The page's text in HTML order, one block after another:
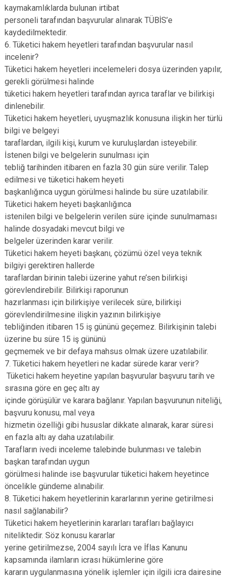
kaymakamlıklarda bulunan irtibat
personeli tarafından başvurular alınarak TÜBİS’e
kaydedilmektedir.
6. Tüketici hakem heyetleri tarafından başvurular nasıl
incelenir?
Tüketici hakem heyetleri incelemeleri dosya üzerinden yapılır,
gerekli görülmesi halinde
tüketici hakem heyetleri tarafından ayrıca taraflar ve bilirkişi
dinlenebilir.
Tüketici hakem heyetleri, uyuşmazlık konusuna ilişkin her türlü
bilgi ve belgeyi
taraflardan, ilgili kişi, kurum ve kuruluşlardan isteyebilir.
İstenen bilgi ve belgelerin sunulması için
tebliğ tarihinden itibaren en fazla 30 gün süre verilir. Talep
edilmesi ve tüketici hakem heyeti
başkanlığınca uygun görülmesi halinde bu süre uzatılabilir.
Tüketici hakem heyeti başkanlığınca
istenilen bilgi ve belgelerin verilen süre içinde sunulmaması
halinde dosyadaki mevcut bilgi ve
belgeler üzerinden karar verilir.
Tüketici hakem heyeti başkanı, çözümü özel veya teknik
bilgiyi gerektiren hallerde
taraflardan birinin talebi üzerine yahut re’sen bilirkişi
görevlendirebilir. Bilirkişi raporunun
hazırlanması için bilirkişiye verilecek süre, bilirkişi
görevlendirilmesine ilişkin yazının bilirkişiye
tebliğinden itibaren 15 iş gününü geçemez. Bilirkişinin talebi
üzerine bu süre 15 iş gününü
geçmemek ve bir defaya mahsus olmak üzere uzatılabilir.
7. Tüketici hakem heyetleri ne kadar sürede karar verir?
Tüketici hakem heyetine yapılan başvurular başvuru tarih ve
sırasına göre en geç altı ay
içinde görüşülür ve karara bağlanır. Yapılan başvurunun niteliği,
başvuru konusu, mal veya
hizmetin özelliği gibi hususlar dikkate alınarak, karar süresi
en fazla altı ay daha uzatılabilir.
Tarafların ivedi inceleme talebinde bulunması ve talebin
başkan tarafından uygun
görülmesi halinde ise başvurular tüketici hakem heyetince
öncelikle gündeme alınabilir.
8. Tüketici hakem heyetlerinin kararlarının yerine getirilmesi
nasıl sağlanabilir?
Tüketici hakem heyetlerinin kararları tarafları bağlayıcı
niteliktedir. Söz konusu kararlar
yerine getirilmezse, 2004 sayılı İcra ve İflas Kanunu
kapsamında ilamların icrası hükümlerine göre
kararın uygulanmasına yönelik işlemler için ilgili icra dairesine